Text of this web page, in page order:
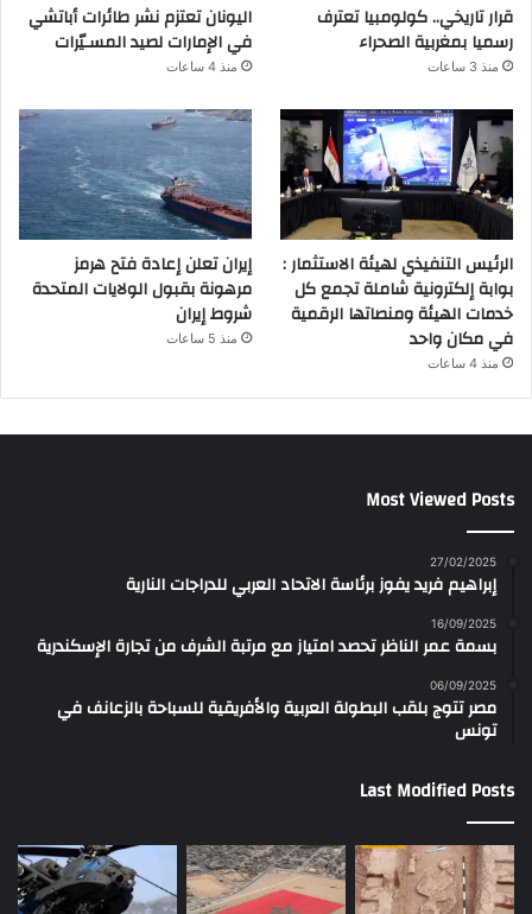
قرار تاريخي.. كولومبيا تعترف
رسميا بمغربية الصحراء
منذ 3 ساعات
اليونان تعتزم نشر طائرات أباتشي
في الإمارات لصيد المسـيّرات
منذ 4 ساعات
الرئيس التنفيذي لهيئة الاستثمار :
بوابة إلكترونية شاملة تجمع كل
خدمات الهيئة ومنصاتها الرقمية
في مكان واحد
منذ 4 ساعات
إيران تعلن إعادة فتح هرمز
مرهونة بقبول الولايات المتحدة
شروط إيران
منذ 5 ساعات
Most Viewed Posts
27/02/2025
إبراهيم فريد يفوز برئاسة الاتحاد العربي للدراجات النارية
16/09/2025
بسمة عمر الناظر تحصد امتياز مع مرتبة الشرف من تجارة الإسكندرية
06/09/2025
مصر تتوج بلقب البطولة العربية والأفريقية للسباحة بالزعانف في
تونس
Last Modified Posts